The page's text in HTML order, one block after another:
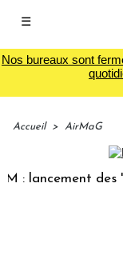
☰
Nos bureaux sont
Accueil > AirMaG
des